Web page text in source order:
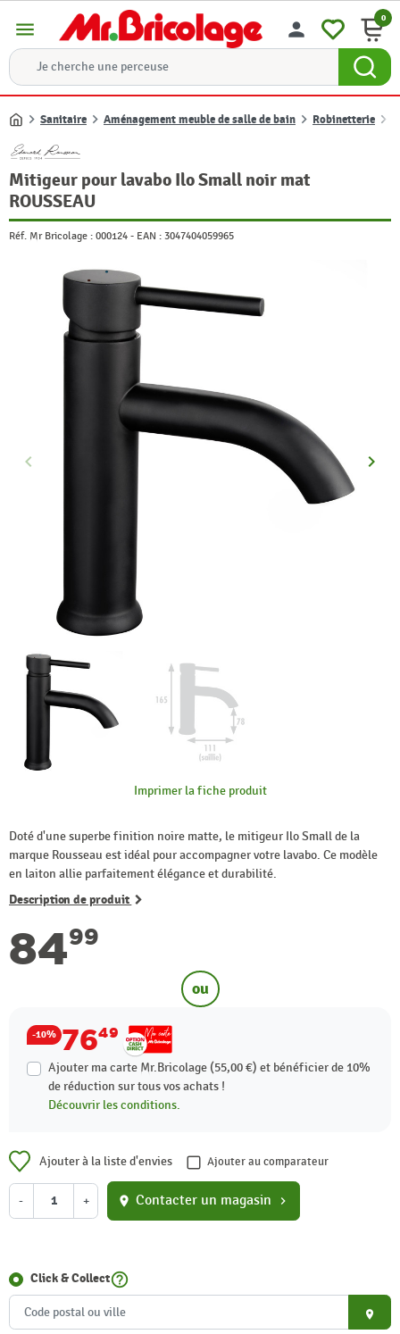
menu person 0
Accueil
Sanitaire Aménagement meuble de salle de bain Robinetterie
Mitigeur pour lavabo Ilo Small noir mat
ROUSSEAU
Réf. Mr Bricolage : 000124 - EAN : 3047404059965
Précédent
keyboard_arrow_left keyboard_arrow_right
Imprimer la fiche produit
Doté d'une superbe finition noire matte, le mitigeur Ilo Small de la
marque Rousseau est idéal pour accompagner votre lavabo. Ce modèle
en laiton allie parfaitement élégance et durabilité.
Description de produit
8499
ou
-10% 7649
Ajouter ma carte Mr.Bricolage (55,00 €) et bénéficier de 10%
de réduction sur tous vos achats !
Découvrir les conditions.
Ajouter à la liste d'envies Ajouter au comparateur
- + location_on Contacter un magasin chevron_right
Click & Collecthelp_outline
place